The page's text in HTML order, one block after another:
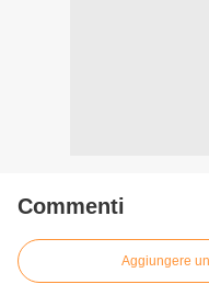
Commenti
Aggiungere